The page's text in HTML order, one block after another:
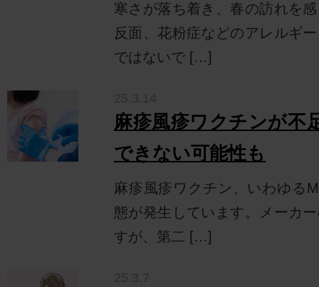
寒さが落ち着き、春の訪れを
反面、花粉症などのアレルギ
ではないで […]
麻疹風疹ワクチンが不
できない可能性も
麻疹風疹ワクチン、いわゆる
態が発生しています。メーカ
すが、第二 […]